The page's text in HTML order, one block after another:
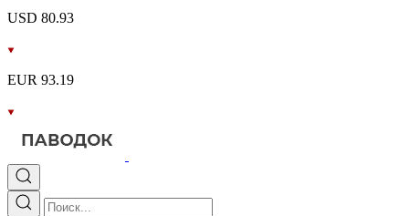
USD 80.93
EUR 93.19